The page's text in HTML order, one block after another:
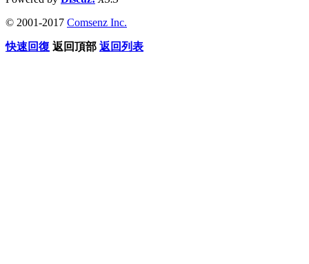
© 2001-2017 Comsenz Inc.
快速回復 返回頂部 返回列表